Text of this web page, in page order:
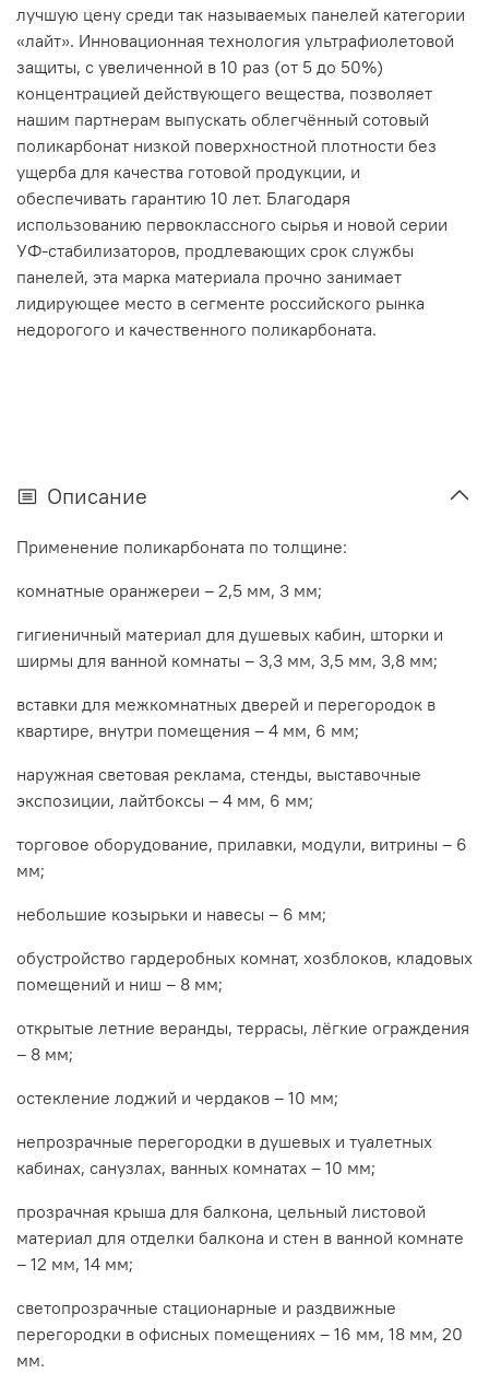
лучшую цену среди так называемых панелей категории
«лайт». Инновационная технология ультрафиолетовой
защиты, с увеличенной в 10 раз (от 5 до 50%)
концентрацией действующего вещества, позволяет
нашим партнерам выпускать облегчённый сотовый
поликарбонат низкой поверхностной плотности без
ущерба для качества готовой продукции, и
обеспечивать гарантию 10 лет. Благодаря
использованию первоклассного сырья и новой серии
УФ-стабилизаторов, продлевающих срок службы
панелей, эта марка материала прочно занимает
лидирующее место в сегменте российского рынка
недорогого и качественного поликарбоната.
Описание
Применение поликарбоната по толщине:
комнатные оранжереи – 2,5 мм, 3 мм;
гигиеничный материал для душевых кабин, шторки и
ширмы для ванной комнаты – 3,3 мм, 3,5 мм, 3,8 мм;
вставки для межкомнатных дверей и перегородок в
квартире, внутри помещения – 4 мм, 6 мм;
наружная световая реклама, стенды, выставочные
экспозиции, лайтбоксы – 4 мм, 6 мм;
торговое оборудование, прилавки, модули, витрины – 6
мм;
небольшие козырьки и навесы – 6 мм;
обустройство гардеробных комнат, хозблоков, кладовых
помещений и ниш – 8 мм;
открытые летние веранды, террасы, лёгкие ограждения
– 8 мм;
остекление лоджий и чердаков – 10 мм;
непрозрачные перегородки в душевых и туалетных
кабинах, санузлах, ванных комнатах – 10 мм;
прозрачная крыша для балкона, цельный листовой
материал для отделки балкона и стен в ванной комнате
– 12 мм, 14 мм;
светопрозрачные стационарные и раздвижные
перегородки в офисных помещениях – 16 мм, 18 мм, 20
мм.